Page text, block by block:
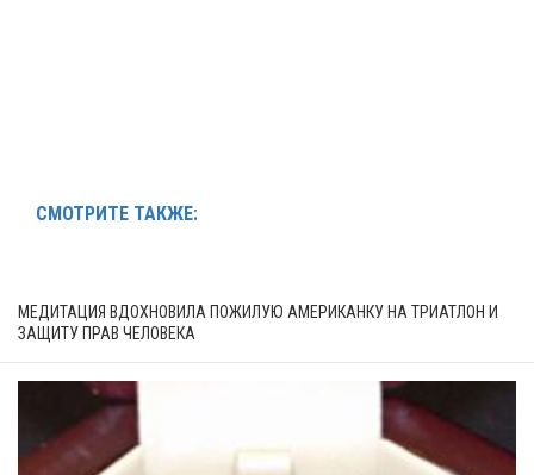
СМОТРИТЕ ТАКЖЕ:
МЕДИТАЦИЯ ВДОХНОВИЛА ПОЖИЛУЮ АМЕРИКАНКУ НА ТРИАТЛОН И
ЗАЩИТУ ПРАВ ЧЕЛОВЕКА